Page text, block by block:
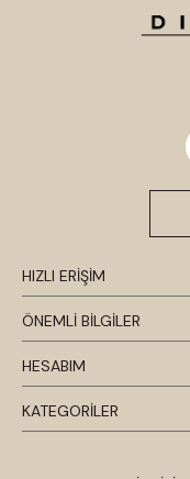
HIZLI ERİŞİM
ÖNEMLİ BİLGİLER
HESABIM
KATEGORİLER